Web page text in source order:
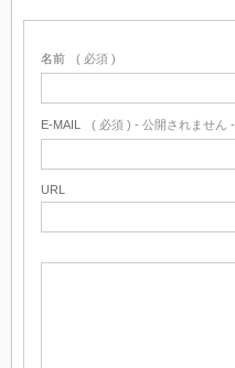
名前 ( 必須 )
E-MAIL ( 必須 ) - 公開されません -
URL